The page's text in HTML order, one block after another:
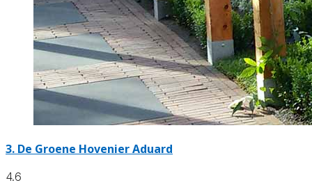
3. De Groene Hovenier Aduard
4.6